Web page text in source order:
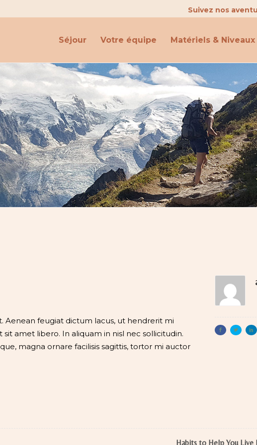
Suivez nos
Séjour Votre équipe Matériels & Niveaux
Aenean feugiat dictum lacus, ut hendrerit mi
amet libero. In aliquam in nisl nec sollicitudin.
magna ornare facilisis sagittis, tortor mi auctor
Habits to Help You Live